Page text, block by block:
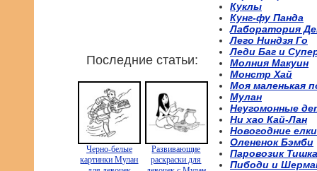
Последние статьи:
Черно-белые
картинки Мулан
Развивающие
раскраски для
Куклы
Кунг-фу Панда
Лаборатория
Лего Ниндзя Го
Леди Баг и
Молния Макуин
Монстр Хай
Моя маленькая
Мулан
Неугомонные
Ни хао Кай-Лан
Новогодние елки
Олененок Бэмби
Паровозик Тишка
Пибоди и